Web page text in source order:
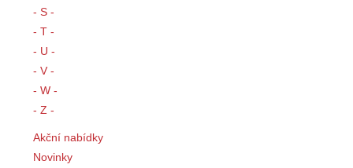
- S -
- T -
- U -
- V -
- W -
- Z -
Akční nabídky
Novinky